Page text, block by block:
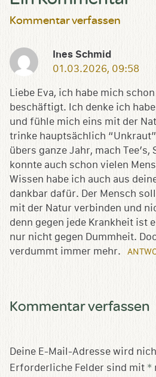
Kommentar verfassen
Ines Schmid
01.03.2026, 09:58
Liebe Eva, ich habe mich
beschäftigt. Ich denke ich
und fühle mich eins mit der
trinke hauptsächlich
übers ganze Jahr, mach
konnte auch schon vielen
Wissen habe ich auch aus
dankbar dafür. Der Mensch
mit der Natur verbinden und
denn gegen jede Krankheit ist
nur nicht gegen Dummheit.
verdummt immer mehr.
Kommentar verfassen
Deine E-Mail-Adresse wird
Erforderliche Felder sind mit *